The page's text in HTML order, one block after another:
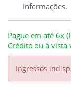
Informações.
Pague em até 6x
Crédito ou à vista
Ingressos